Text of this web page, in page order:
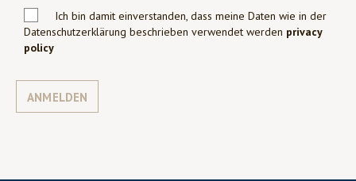
Ich bin damit einverstanden, dass meine Daten wie in der
Datenschutzerklärung beschrieben verwendet werden privacy
policy
ANMELDEN